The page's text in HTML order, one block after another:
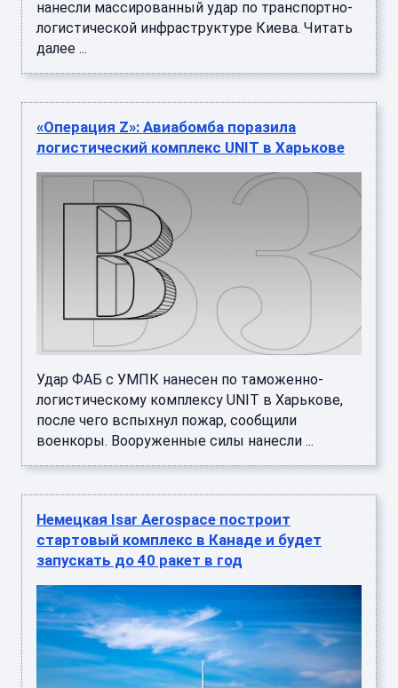
нанесли массированный удар по транспортно-
логистической инфраструктуре Киева. Читать
далее ...
«Операция Z»: Авиабомба поразила
логистический комплекс UNIT в Харькове
Удар ФАБ с УМПК нанесен по таможенно-
логистическому комплексу UNIT в Харькове,
после чего вспыхнул пожар, сообщили
военкоры. Вооруженные силы нанесли ...
Немецкая Isar Aerospace построит
стартовый комплекс в Канаде и будет
запускать до 40 ракет в год